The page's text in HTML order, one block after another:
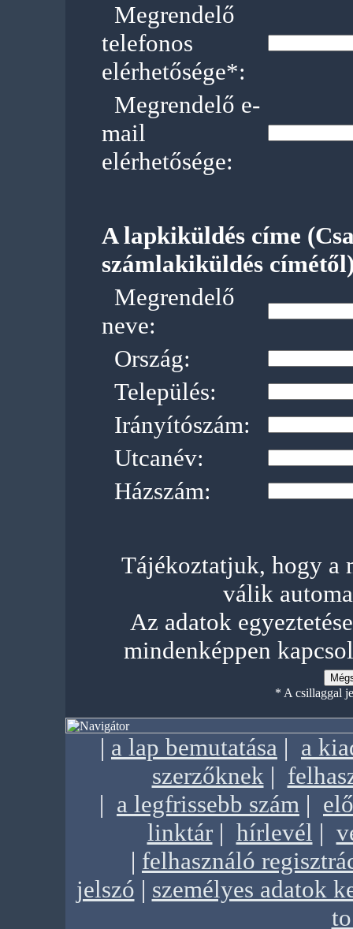
Megrendelő
telefonos
elérhetősége*:
Megrendelő e-
mail
elérhetősége:
A lapkiküldés címe
számlakiküldés
Megrendelő
neve:
Ország:
Település:
Irányítószám:
Utcanév:
Házszám:
Tájékoztatjuk, hogy a
válik
Az adatok
mindenképpen
* A csillaggal
| a lap bemutatása | a
szerzőknek|
| a legfrissebb szám |
linktár| hírlevél |
| felhasználó
jelszó | személyes adatok